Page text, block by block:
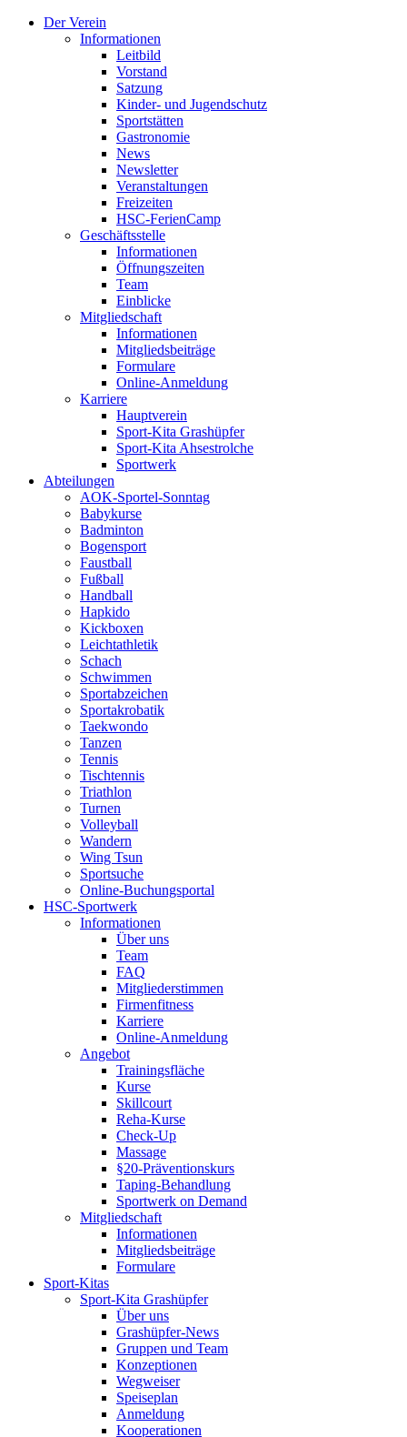
Der Verein
Informationen
Leitbild
Vorstand
Satzung
Kinder- und Jugendschutz
Sportstätten
Gastronomie
News
Newsletter
Veranstaltungen
Freizeiten
HSC-FerienCamp
Geschäftsstelle
Informationen
Öffnungszeiten
Team
Einblicke
Mitgliedschaft
Informationen
Mitgliedsbeiträge
Formulare
Online-Anmeldung
Karriere
Hauptverein
Sport-Kita Grashüpfer
Sport-Kita Ahsestrolche
Sportwerk
Abteilungen
AOK-Sportel-Sonntag
Babykurse
Badminton
Bogensport
Faustball
Fußball
Handball
Hapkido
Kickboxen
Leichtathletik
Schach
Schwimmen
Sportabzeichen
Sportakrobatik
Taekwondo
Tanzen
Tennis
Tischtennis
Triathlon
Turnen
Volleyball
Wandern
Wing Tsun
Sportsuche
Online-Buchungsportal
HSC-Sportwerk
Informationen
Über uns
Team
FAQ
Mitgliederstimmen
Firmenfitness
Karriere
Online-Anmeldung
Angebot
Trainingsfläche
Kurse
Skillcourt
Reha-Kurse
Check-Up
Massage
§20-Präventionskurs
Taping-Behandlung
Sportwerk on Demand
Mitgliedschaft
Informationen
Mitgliedsbeiträge
Formulare
Sport-Kitas
Sport-Kita Grashüpfer
Über uns
Grashüpfer-News
Gruppen und Team
Konzeptionen
Wegweiser
Speiseplan
Anmeldung
Kooperationen